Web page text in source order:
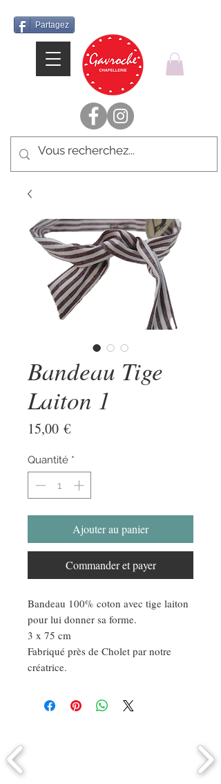
Partagez
Bandeau Tige
Laiton 1
15,00 €Prix
Quantité *
Ajouter au panier
Commander et payer
Bandeau 100% coton avec tige laiton
pour lui donner sa forme.
3 x 75 cm
Fabriqué près de Cholet par notre
créatrice.